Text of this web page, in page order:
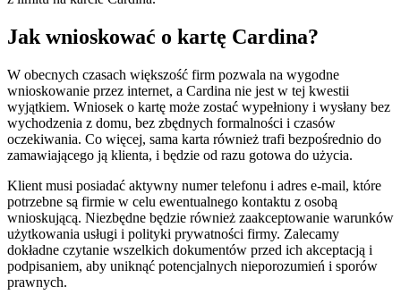
Jak wnioskować o kartę Cardina?
W obecnych czasach większość firm pozwala na wygodne
wnioskowanie przez internet, a Cardina nie jest w tej kwestii
wyjątkiem. Wniosek o kartę może zostać wypełniony i wysłany bez
wychodzenia z domu, bez zbędnych formalności i czasów
oczekiwania. Co więcej, sama karta również trafi bezpośrednio do
zamawiającego ją klienta, i będzie od razu gotowa do użycia.
Klient musi posiadać aktywny numer telefonu i adres e-mail, które
potrzebne są firmie w celu ewentualnego kontaktu z osobą
wnioskującą. Niezbędne będzie również zaakceptowanie warunków
użytkowania usługi i polityki prywatności firmy. Zalecamy
dokładne czytanie wszelkich dokumentów przed ich akceptacją i
podpisaniem, aby uniknąć potencjalnych nieporozumień i sporów
prawnych.